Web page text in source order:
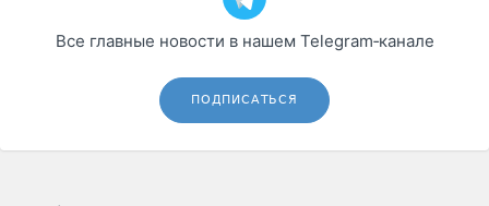
Все главные новости в нашем Telegram‑канале
ПОДПИСАТЬСЯ